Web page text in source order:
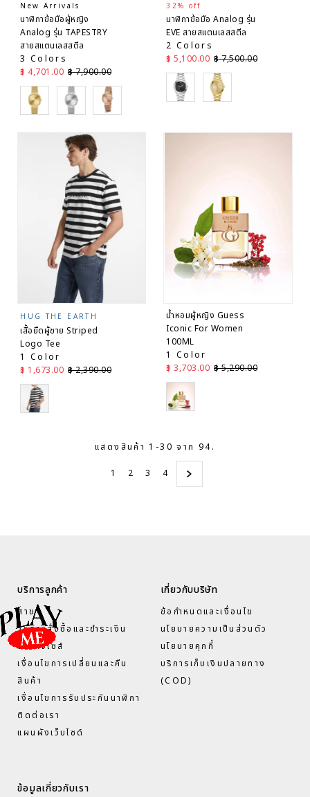
New Arrivals
นาฬิกาข้อมือผู้หญิง
Analog รุ่น TAPESTRY
สายสแตนเลสสตีล
3 Colors
ราคาลด
฿ 4,701.00 ราคาปกติ
฿ 7,900.00
Gold Silver Rose Gold
32% off
นาฬิกาข้อมือ Analog รุ่น
EVE สายสแตนเลสสตีล
2 Colors
ราคาลด
฿ 5,100.00 ราคาปกติ
฿ 7,500.00
Silver Gold
HUG THE EARTH
เสื้อยืดผู้ชาย Striped
Logo Tee
1 Color
ราคาลด
฿ 1,673.00 ราคาปกติ
฿ 2,390.00
Black
น้ำหอมผู้หญิง Guess
Iconic For Women
100ML
1 Color
ราคาลด
฿ 3,703.00 ราคาปกติ
฿ 5,290.00
Pink
แสดงสินค้า 1-30 จาก 94.
1 2 3 4
บริการลูกค้า
สาขา
วิธีการสั่งซื้อและชำระเงิน
ตารางไซส์
เงื่อนไขการเปลี่ยนและคืน
สินค้า
เงื่อนไขการรับประกันนาฬิกา
ติดต่อเรา
แผนผังเว็บไซด์
เกี่ยวกับบริษัท
ข้อกำหนดและเงื่อนไข
นโยบายความเป็นส่วนตัว
นโยบายคุกกี้
บริการเก็บเงินปลายทาง
(COD)
ข้อมูลเกี่ยวกับเรา